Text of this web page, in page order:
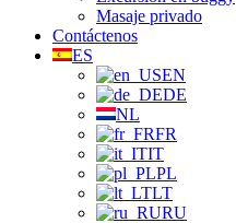
Masaje privado
Contáctenos
ES
EN
DE
NL
FR
IT
PL
LT
RU